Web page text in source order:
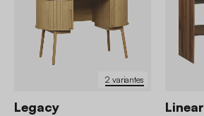
2 variantes
Legacy Linear